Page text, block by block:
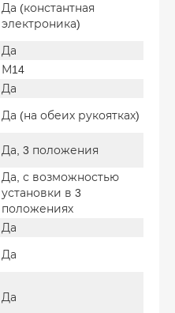
Да (константная
электроника)
Да
М14
Да
Да (на обеих рукоятках)
Да, 3 положения
Да, с возможностью
установки в 3
положениях
Да
Да
Да